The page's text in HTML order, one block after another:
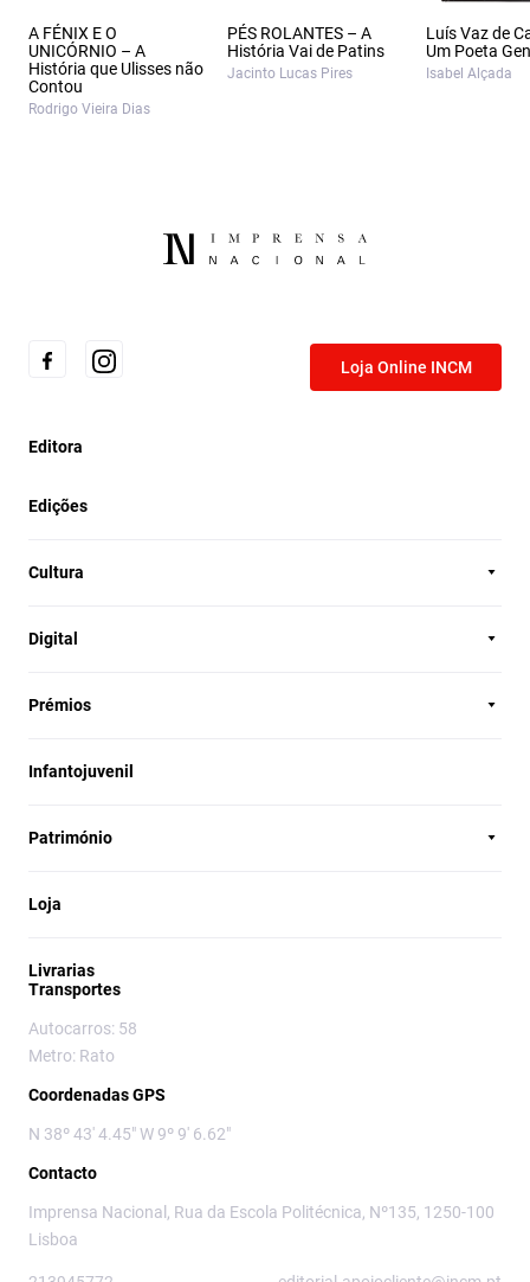
A FÉNIX E O
UNICÓRNIO – A
História que Ulisses não
Contou
Rodrigo Vieira Dias
PÉS ROLANTES – A
História Vai de Patins
Jacinto Lucas Pires
Luís Vaz de
Um Poeta
Isabel Alçada
Loja Online INCM
Editora
Edições
Cultura
Digital
Prémios
Infantojuvenil
Património
Loja
Livrarias
Transportes
Autocarros: 58
Metro: Rato
Coordenadas GPS
N 38º 43' 4.45" W 9º 9' 6.62"
Contacto
Imprensa Nacional, Rua da Escola Politécnica, Nº135, 1250-100
Lisboa